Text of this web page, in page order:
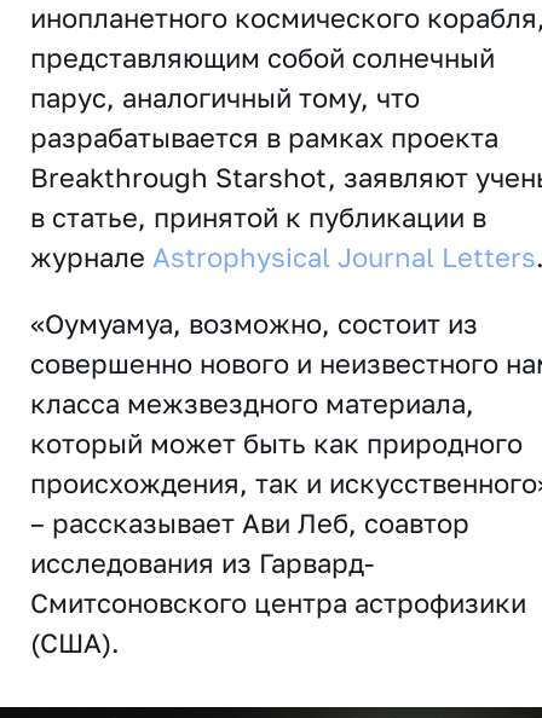
инопланетного космического
представляющим собой солнечный
парус, аналогичный тому, что
разрабатывается в рамках проекта
Breakthrough Starshot, заявляют
в статье, принятой к публикации в
журнале Astrophysical Journal Letters
«Оумуамуа, возможно, состоит из
совершенно нового и неизвестного
класса межзвездного материала,
который может быть как природного
происхождения, так и
– рассказывает Ави Леб, соавтор
исследования из Гарвард-
Смитсоновского центра астрофизики
(США).